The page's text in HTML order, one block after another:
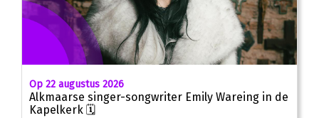
Op 22 augustus 2026
Alkmaarse singer-songwriter Emily Wareing in de
Kapelkerk 🗓